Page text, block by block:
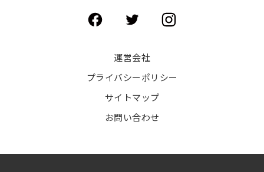
運営会社
プライバシーポリシー
サイトマップ
お問い合わせ